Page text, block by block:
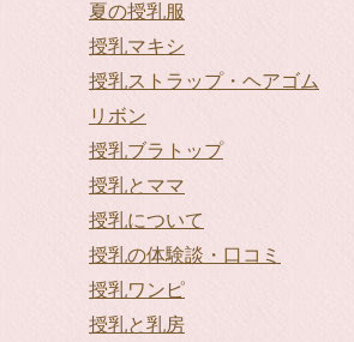
夏の授乳服
授乳マキシ
授乳ストラップ・ヘアゴム
リボン
授乳ブラトップ
授乳とママ
授乳について
授乳の体験談・口コミ
授乳ワンピ
授乳と乳房